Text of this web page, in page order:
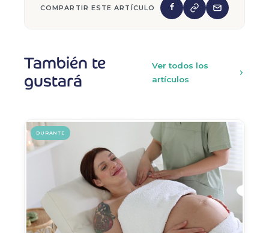
COMPARTIR ESTE ARTÍCULO
También te
gustará
Ver todos los
artículos
DURANTE